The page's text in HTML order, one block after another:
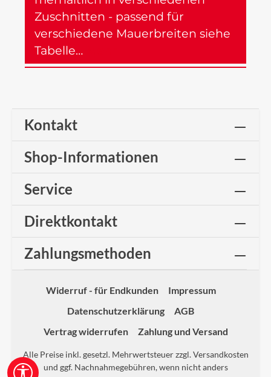
Zuschnitten - passend für
verschiedene Mauerbreiten siehe
Tabelle…
Kontakt
Shop-Informationen
Service
Direktkontakt
Zahlungsmethoden
Widerruf - für Endkunden
Impressum
Datenschutzerklärung
AGB
Vertrag widerrufen
Zahlung und Versand
Alle Preise inkl. gesetzl. Mehrwertsteuer zzgl.Versandkosten
und ggf. Nachnahmegebühren, wenn nicht anders
Werkzeugleiste anzeigen